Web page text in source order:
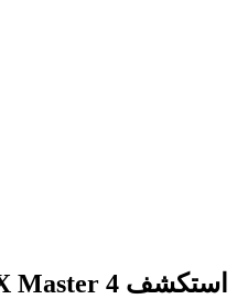
استكشف MX Master 4